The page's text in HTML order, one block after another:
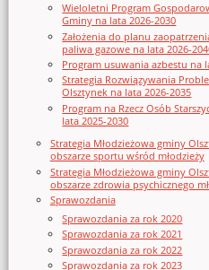
Wieloletni Program
Gminy na lata 2026-2030
Założenia do planu
paliwa gazowe na lata 2026-
Program usuwania azbestu na
Strategia Rozwiązywania
Olsztynek na lata 2026-2035
Program na Rzecz Osób
lata 2025-2030
Strategia Młodzieżowa gminy
obszarze sportu wśród młodzieży
Strategia Młodzieżowa gminy
obszarze zdrowia psychicznego
Sprawozdania
Sprawozdania za rok 2020
Sprawozdania za rok 2021
Sprawozdania za rok 2022
Sprawozdania za rok 2023